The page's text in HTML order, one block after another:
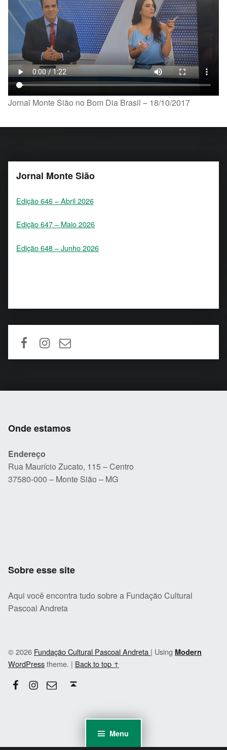
Menu
Jornal Monte Sião no Bom Dia Brasil – 18/10/2017
Jornal Monte Sião
Edição 646 – Abril 2026
Edição 647 – Maio 2026
Edição 648 – Junho 2026
Onde estamos
Endereço
Rua Maurício Zucato, 115 – Centro
37580-000 – Monte Sião – MG
Sobre esse site
Aqui você encontra tudo sobre a Fundação Cultural
Pascoal Andreta
© 2026 Fundação Cultural Pascoal Andreta | Using Modern
WordPresstheme. | Back to top ↑